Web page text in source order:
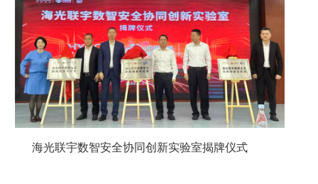
海光联宇数智安全协同创新实验室揭牌仪式